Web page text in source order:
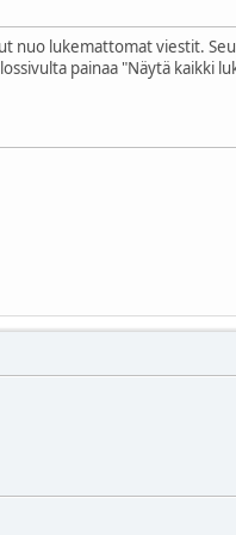
nuo lukemattomat viestit.
painaa "Näytä kaikki